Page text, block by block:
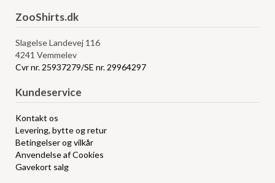
ZooShirts.dk
Slagelse Landevej 116
4241 Vemmelev
Cvr nr. 25937279/SE nr. 29964297
Kundeservice
Kontakt os
Levering, bytte og retur
Betingelser og vilkår
Anvendelse af Cookies
Gavekort salg